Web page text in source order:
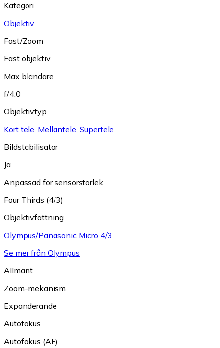
Kategori
Objektiv
Fast/Zoom
Fast objektiv
Max bländare
f/4.0
Objektivtyp
Kort tele, Mellantele, Supertele
Bildstabilisator
Ja
Anpassad för sensorstorlek
Four Thirds (4/3)
Objektivfattning
Olympus/Panasonic Micro 4/3
Se mer från Olympus
Allmänt
Zoom-mekanism
Expanderande
Autofokus
Autofokus (AF)